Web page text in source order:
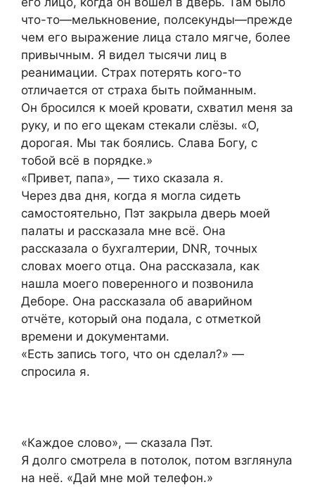
что-то—мелькновение, полсекунды—прежде
чем его выражение лица стало мягче, более
привычным. Я видел тысячи лиц в
реанимации. Страх потерять кого-то
отличается от страха быть пойманным.
Он бросился к моей кровати, схватил меня за
руку, и по его щекам стекали слёзы. «О,
дорогая. Мы так боялись. Слава Богу, с
тобой всё в порядке.»
«Привет, папа», — тихо сказала я.
Через два дня, когда я могла сидеть
самостоятельно, Пэт закрыла дверь моей
палаты и рассказала мне всё. Она
рассказала о бухгалтерии, DNR, точных
словах моего отца. Она рассказала, как
нашла моего поверенного и позвонила
Деборе. Она рассказала об аварийном
отчёте, который она подала, с отметкой
времени и документами.
«Есть запись того, что он сделал?» —
спросила я.
«Каждое слово», — сказала Пэт.
Я долго смотрела в потолок, потом взглянула
на неё. «Дай мне мой телефон.»